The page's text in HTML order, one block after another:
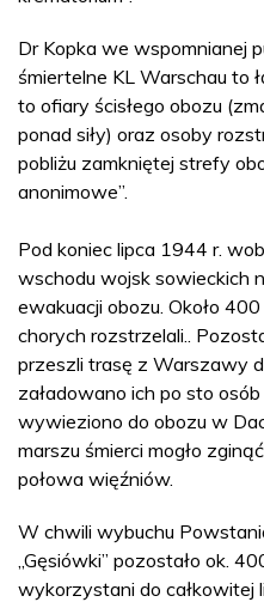
Dr Kopka we wspomnianej
śmiertelne KL Warschau to
to ofiary ścisłego obozu
ponad siły) oraz osoby
pobliżu zamkniętej strefy
anonimowe”.
Pod koniec lipca 1944 r.
wschodu wojsk sowieckich
ewakuacji obozu. Około
chorych rozstrzelali..
przeszli trasę z Warszawy
załadowano ich po sto
wywieziono do obozu w
marszu śmierci mogło
połowa więźniów.
W chwili wybuchu
„Gęsiówki” pozostało ok.
wykorzystani do całkowitej